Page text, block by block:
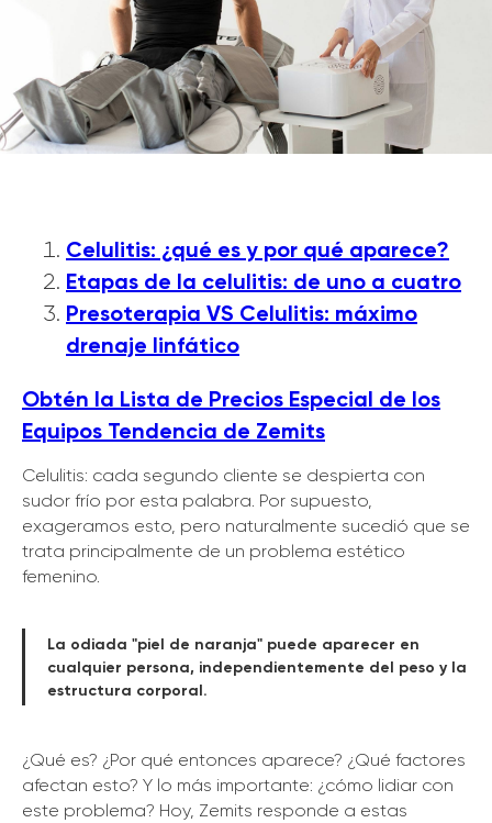
Celulitis: ¿qué es y por qué aparece?
Etapas de la celulitis: de uno a cuatro
Presoterapia VS Celulitis: máximo
drenaje linfático
Obtén la Lista de Precios Especial de los
Equipos Tendencia de Zemits
Celulitis: cada segundo cliente se despierta con
sudor frío por esta palabra. Por supuesto,
exageramos esto, pero naturalmente sucedió que se
trata principalmente de un problema estético
femenino.
La odiada "piel de naranja" puede aparecer en
cualquier persona, independientemente del peso y la
estructura corporal.
¿Qué es? ¿Por qué entonces aparece? ¿Qué factores
afectan esto? Y lo más importante: ¿cómo lidiar con
este problema? Hoy, Zemits responde a estas
Conoce las
OFERTAS PROMOCIONALES